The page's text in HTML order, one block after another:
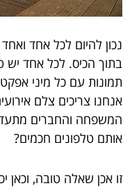
נכון להיום לכל אחד
בתוך הכיס. לכל אחד יש
תמונות עם כל מיני
אנחנו צריכים צלם
המשפחה והחברים
אותם טלפונים חכמים?
זו אכן שאלה טובה, וכאן